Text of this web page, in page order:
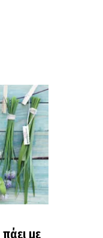
με